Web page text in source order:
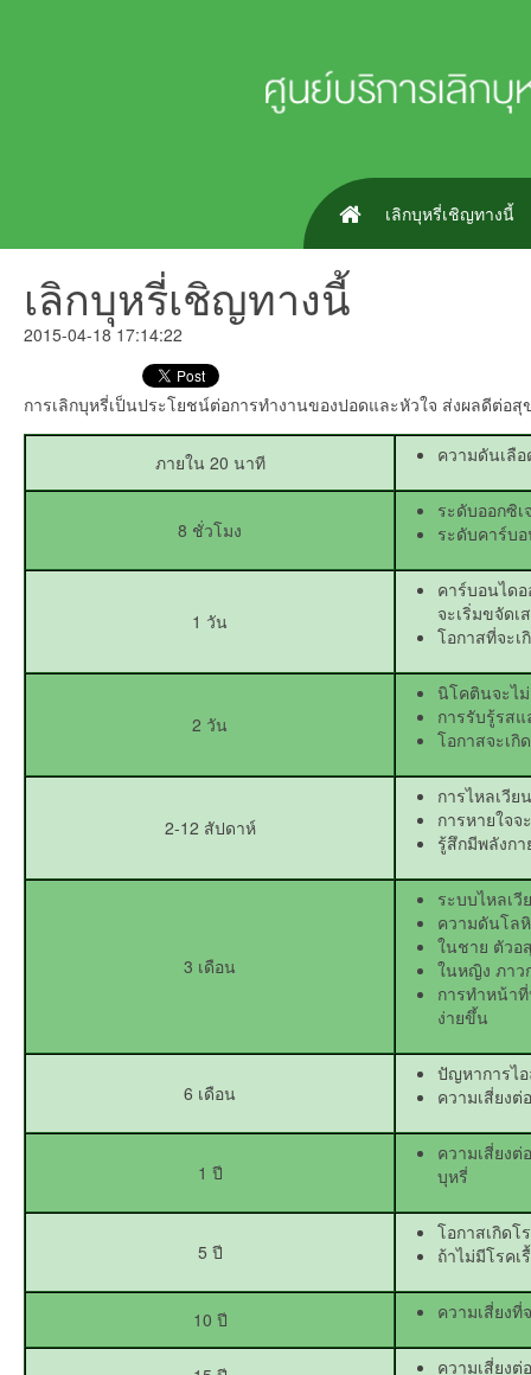
เลิกบุหรี่เชิญทางนี้
เลิกบุหรี่เชิญทางนี้
2015-04-18 17:14:22
การเลิกบุหรี่เป็นประโยชน์ต่อการทำงานของปอดและหัวใจ ส่งผลดีต่อ
ภายใน 20 นาที ความดันเลื
8 ชั่วโมง
ระดับออกซิ
ระดับคาร์บ
1 วัน
คาร์บอนได
จะเริ่มขจัด
โอกาสที่จะเ
2 วัน
นิโคตินจะไ
การรับรู้รส
โอกาสจะเกิ
2-12 สัปดาห์
การไหลเวี
การหายใจ
รู้สึกมีพลังก
3 เดือน
ระบบไหลเ
ความดันโล
ในชาย ตัวอ
ในหญิง ภาว
การทำหน้า
ง่ายขึ้น
6 เดือน
ปัญหาการไ
ความเสี่ยงต่
1 ปี
ความเสี่ยงต่
บุหรี่
5 ปี
โอกาสเกิดโ
ถ้าไม่มีโรค
10 ปี ความเสี่ยง
ความเสี่ยง